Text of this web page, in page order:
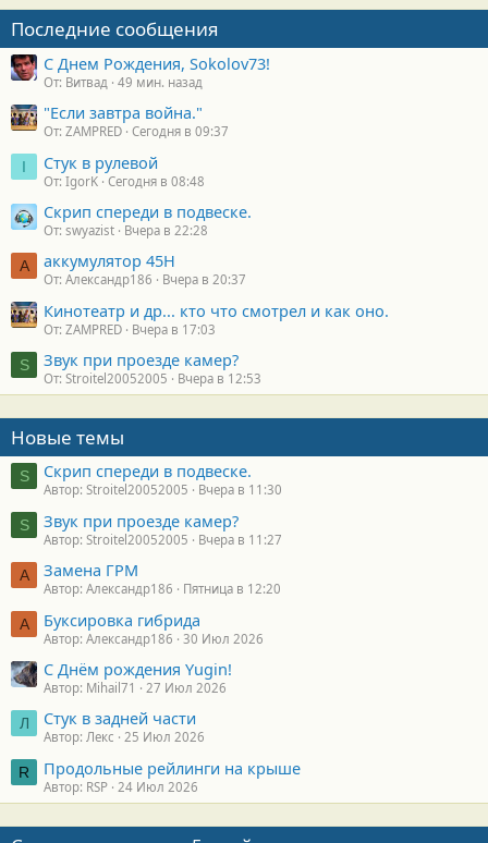
т
и
:
Последние сообщения
С Днем Рождения, Sokolov73!
От: Витвад 49 мин. назад
"Если завтра война."
От: ZAMPRED Сегодня в 09:37
I Стук в рулевой
От: IgorK Сегодня в 08:48
Скрип спереди в подвеске.
От: swyazist Вчера в 22:28
А аккумулятор 45H
От: Александр186 Вчера в 20:37
Кинотеатр и др... кто что смотрел и как оно.
От: ZAMPRED Вчера в 17:03
S Звук при проезде камер?
От: Stroitel20052005 Вчера в 12:53
Новые темы
S Скрип спереди в подвеске.
Автор: Stroitel20052005 Вчера в 11:30
S Звук при проезде камер?
Автор: Stroitel20052005 Вчера в 11:27
А Замена ГРМ
Автор: Александр186 Пятница в 12:20
А Буксировка гибрида
Автор: Александр186 30 Июл 2026
С Днём рождения Yugin!
Автор: Mihail71 27 Июл 2026
Л Стук в задней части
Автор: Лекс 25 Июл 2026
R Продольные рейлинги на крыше
Автор: RSP 24 Июл 2026